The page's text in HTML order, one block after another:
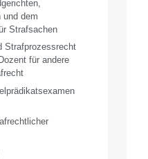
und dem
Strafsachen
Strafprozessrecht
für andere